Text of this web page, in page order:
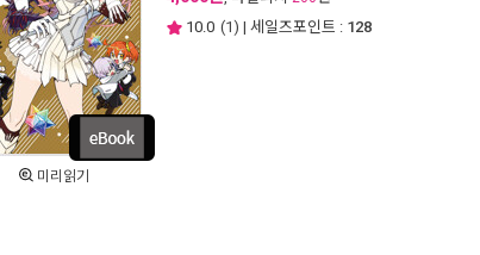
미리읽기
10.0 (1) | 세일즈포인트 : 128